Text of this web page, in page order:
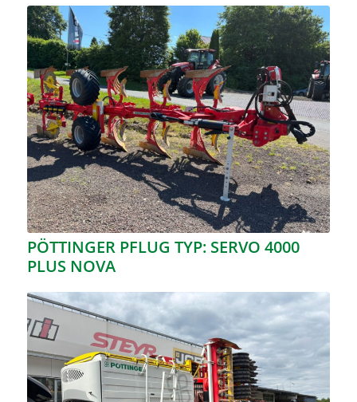
PÖTTINGER PFLUG TYP: SERVO 4000
PLUS NOVA